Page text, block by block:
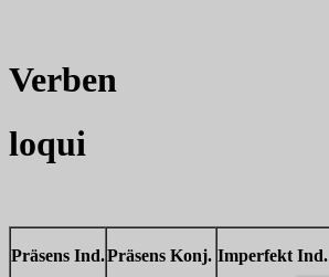
Verben
loqui
Präsens Ind.Präsens Konj. Imperfekt Ind.